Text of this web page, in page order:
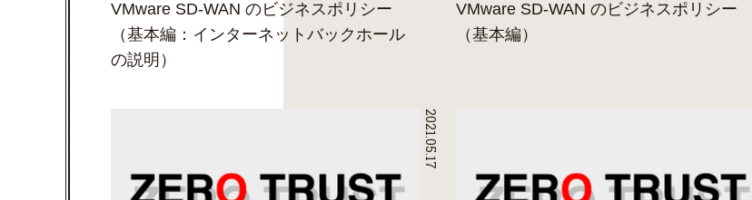
VMware SD-WAN のビジネスポリシー
（基本編：インターネットバックホール
の説明）
VMware SD-WAN のビジネスポリシー
（基本編）
2021.05.17